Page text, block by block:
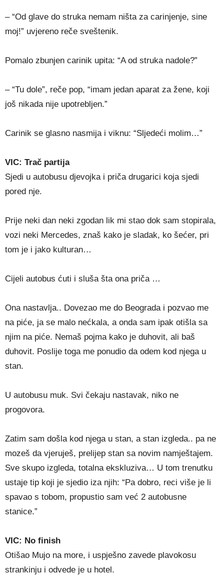
– “Od glave do struka nemam ništa za carinjenje, sine
moj!” uvjereno reče sveštenik.
Pomalo zbunjen carinik upita: “A od struka nadole?”
– “Tu dole”, reče pop, “imam jedan aparat za žene, koji
još nikada nije upotrebljen.”
Carinik se glasno nasmija i viknu: “Sljedeći molim…”
VIC: Trač partija
Sjedi u autobusu djevojka i priča drugarici koja sjedi
pored nje.
Prije neki dan neki zgodan lik mi stao dok sam stopirala,
vozi neki Mercedes, znaš kako je sladak, ko šećer, pri
tom je i jako kulturan…
Cijeli autobus ćuti i sluša šta ona priča …
Ona nastavlja.. Dovezao me do Beograda i pozvao me
na piće, ja se malo nećkala, a onda sam ipak otišla sa
njim na piće. Nemaš pojma kako je duhovit, ali baš
duhovit. Poslije toga me ponudio da odem kod njega u
stan.
U autobusu muk. Svi čekaju nastavak, niko ne
progovora.
Zatim sam došla kod njega u stan, a stan izgleda.. pa ne
mozeš da vjeruješ, prelijep stan sa novim namještajem.
Sve skupo izgleda, totalna ekskluziva… U tom trenutku
ustaje tip koji je sjedio iza njih: “Pa dobro, reci više je li
spavao s tobom, propustio sam već 2 autobusne
stanice.”
VIC: No finish
Otišao Mujo na more, i uspješno zavede plavokosu
strankinju i odvede je u hotel.